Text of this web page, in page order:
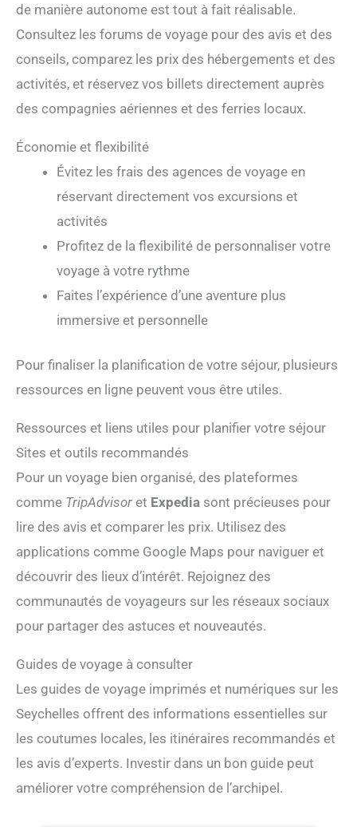
de manière autonome est tout à fait réalisable.
Consultez les forums de voyage pour des avis et des
conseils, comparez les prix des hébergements et des
activités, et réservez vos billets directement auprès
des compagnies aériennes et des ferries locaux.
Économie et flexibilité
Évitez les frais des agences de voyage en
réservant directement vos excursions et
activités
Profitez de la flexibilité de personnaliser votre
voyage à votre rythme
Faites l’expérience d’une aventure plus
immersive et personnelle
Pour finaliser la planification de votre séjour, plusieurs
ressources en ligne peuvent vous être utiles.
Ressources et liens utiles pour planifier votre séjour
Sites et outils recommandés
Pour un voyage bien organisé, des plateformes
comme TripAdvisor et Expedia sont précieuses pour
lire des avis et comparer les prix. Utilisez des
applications comme Google Maps pour naviguer et
découvrir des lieux d’intérêt. Rejoignez des
communautés de voyageurs sur les réseaux sociaux
pour partager des astuces et nouveautés.
Guides de voyage à consulter
Les guides de voyage imprimés et numériques sur les
Seychelles offrent des informations essentielles sur
les coutumes locales, les itinéraires recommandés et
les avis d’experts. Investir dans un bon guide peut
améliorer votre compréhension de l’archipel.